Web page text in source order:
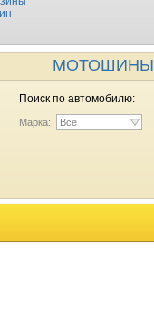
МОТОШИНЫ
Поиск по автомобилю:
Марка: Все